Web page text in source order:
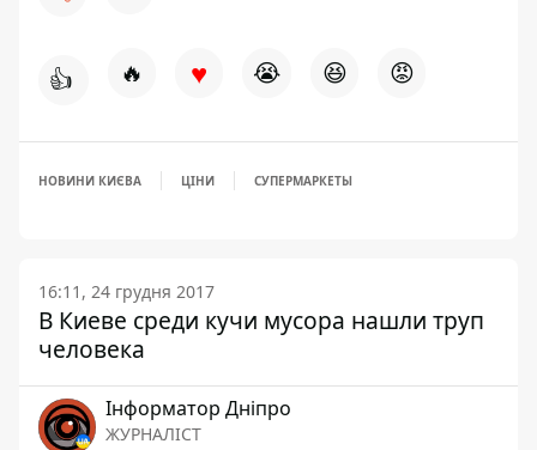
👍 🔥 ♥ 😭 😆 😡
НОВИНИ КИЄВА ЦІНИ СУПЕРМАРКЕТЫ
16:11, 24 грудня 2017
В Киеве среди кучи мусора нашли труп
человека
Інформатор Дніпро
ЖУРНАЛІСТ